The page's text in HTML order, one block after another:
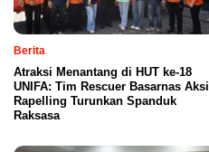
Berita
Atraksi Menantang di HUT ke-18
UNIFA: Tim Rescuer Basarnas Aksi
Rapelling Turunkan Spanduk
Raksasa